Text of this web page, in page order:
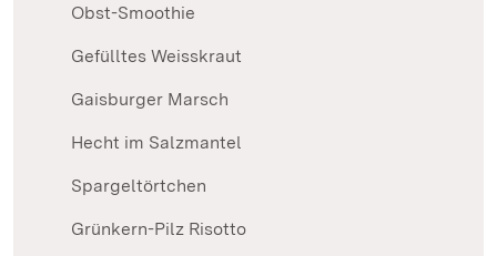
Obst-Smoothie
Gefülltes Weisskraut
Gaisburger Marsch
Hecht im Salzmantel
Spargeltörtchen
Grünkern-Pilz Risotto